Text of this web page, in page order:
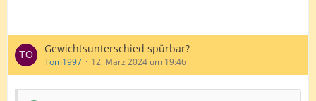
Gewichtsunterschied spürbar?
Tom1997 12. März 2024 um 19:46